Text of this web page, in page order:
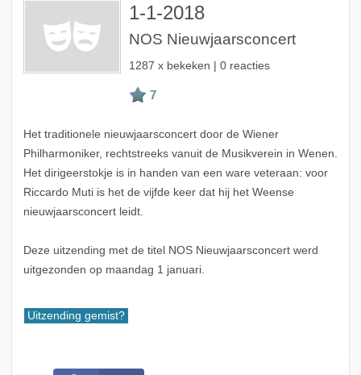
1-1-2018
NOS Nieuwjaarsconcert
1287 x bekeken | 0 reacties
Het traditionele nieuwjaarsconcert door de Wiener
Philharmoniker, rechtstreeks vanuit de Musikverein in Wenen.
Het dirigeerstokje is in handen van een ware veteraan: voor
Riccardo Muti is het de vijfde keer dat hij het Weense
nieuwjaarsconcert leidt.
Deze uitzending met de titel NOS Nieuwjaarsconcert werd
uitgezonden op maandag 1 januari.
Uitzending gemist?